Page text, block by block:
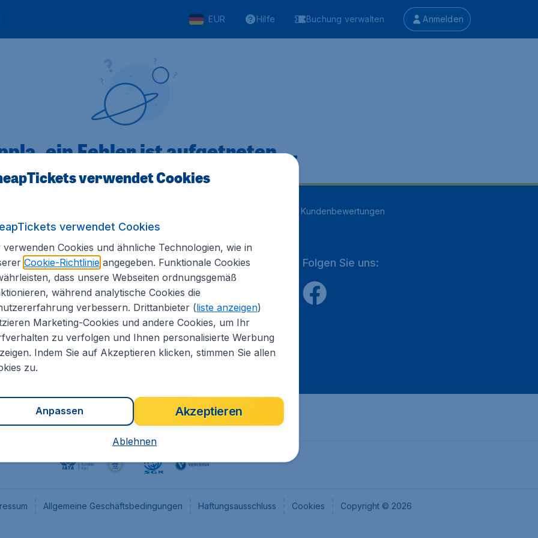
EUR Hilfe Buchung verwalten Anmelden
ein Fehler ist aufgetreten ...
Kundenbewertungen
Informationen
Internationale Webseiten
CheapTickets.nl
CheapTickets.be
CheapTickets.ch
CheapTickets.sg
Flugladen.at
Folgen Sie uns:
Allgemeine Geschäftsbedingungen Haftungsausschluss Cookies Copyright © 2026
verwendet Cookies
verwendet Cookies
verwenden Cookies und ähnliche Technologien, wie in
Cookie-Richtlinieangegeben. Funktionale Cookies
dass unsere Webseiten ordnungsgemäß
während analytische Cookies die
verbessern. Drittanbieter (liste anzeigen)
Marketing-Cookies und andere Cookies, um Ihr
zu verfolgen und Ihnen personalisierte Werbung
Indem Sie auf Akzeptieren klicken, stimmen Sie allen
zu.
Akzeptieren
Anpassen
Ablehnen